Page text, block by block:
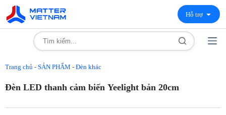
Hỗ trợ
Trang chủ - SẢN PHẨM - Đèn khác
Đèn LED thanh cảm biến Yeelight bản 20cm